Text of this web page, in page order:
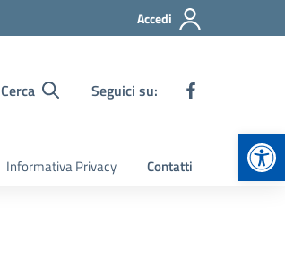
Accedi
Cerca Seguici su:
Informativa Privacy Contatti